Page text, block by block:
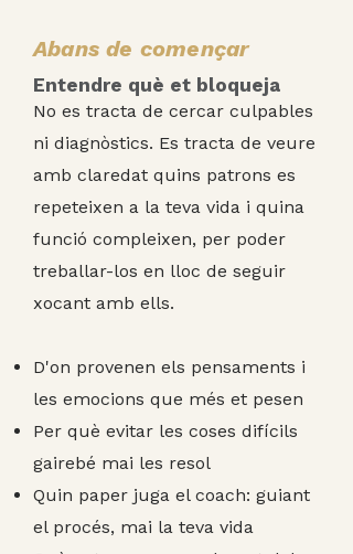
Abans de començar
Entendre què et bloqueja
No es tracta de cercar culpables
ni diagnòstics. Es tracta de veure
amb claredat quins patrons es
repeteixen a la teva vida i quina
funció compleixen, per poder
treballar-los en lloc de seguir
xocant amb ells.
D'on provenen els pensaments i
les emocions que més et pesen
Per què evitar les coses difícils
gairebé mai les resol
​Quin paper juga el coach: guiant
el procés, mai la teva vida